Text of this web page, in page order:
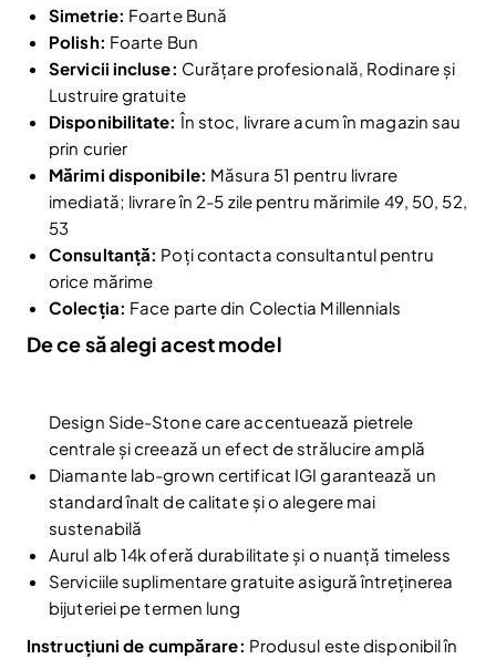
Simetrie: Foarte Bună
Polish: Foarte Bun
Servicii incluse: Curățare profesională, Rodinare și
Lustruire gratuite
Disponibilitate: În stoc, livrare acum în magazin sau
prin curier
Mărimi disponibile: Măsura 51 pentru livrare
imediată; livrare în 2-5 zile pentru mărimile 49, 50, 52,
53
Consultanță: Poți contacta consultantul pentru
orice mărime
Colecția: Face parte din Colectia Millennials
De ce să alegi acest model
Design Side-Stone care accentuează pietrele
centrale și creează un efect de strălucire amplă
Diamante lab-grown certificat IGI garantează un
standard înalt de calitate și o alegere mai
sustenabilă
Aurul alb 14k oferă durabilitate și o nuanță timeless
Serviciile suplimentare gratuite asigură întreținerea
bijuteriei pe termen lung
Instrucțiuni de cumpărare: Produsul este disponibil în